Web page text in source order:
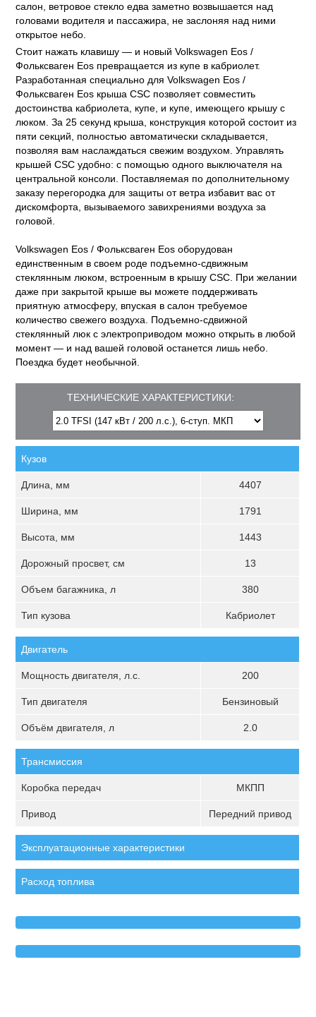
салон, ветровое стекло едва заметно возвышается над
головами водителя и пассажира, не заслоняя над ними
открытое небо.
Стоит нажать клавишу — и новый Volkswagen Eos /
Фольксваген Eos превращается из купе в кабриолет.
Разработанная специально для Volkswagen Eos /
Фольксваген Eos крыша CSC позволяет совместить
достоинства кабриолета, купе, и купе, имеющего крышу с
люком. За 25 секунд крыша, конструкция которой состоит из
пяти секций, полностью автоматически складывается,
позволяя вам наслаждаться свежим воздухом. Управлять
крышей CSC удобно: с помощью одного выключателя на
центральной консоли. Поставляемая по дополнительному
заказу перегородка для защиты от ветра избавит вас от
дискомфорта, вызываемого завихрениями воздуха за
головой.
Volkswagen Eos / Фольксваген Eos оборудован
единственным в своем роде подъемно-сдвижным
стеклянным люком, встроенным в крышу CSC. При желании
даже при закрытой крыше вы можете поддерживать
приятную атмосферу, впуская в салон требуемое
количество свежего воздуха. Подъемно-сдвижной
стеклянный люк с электроприводом можно открыть в любой
момент — и над вашей головой останется лишь небо.
Поездка будет необычной.
ТЕХНИЧЕСКИЕ ХАРАКТЕРИСТИКИ:
Кузов
Длина, мм 4407
Ширина, мм 1791
Высота, мм 1443
Дорожный просвет, см 13
Объем багажника, л 380
Тип кузова Кабриолет
Двигатель
Мощность двигателя, л.с. 200
Тип двигателя Бензиновый
Объём двигателя, л 2.0
Трансмиссия
Коробка передач МКПП
Привод Передний привод
Эксплуатационные характеристики
Расход топлива